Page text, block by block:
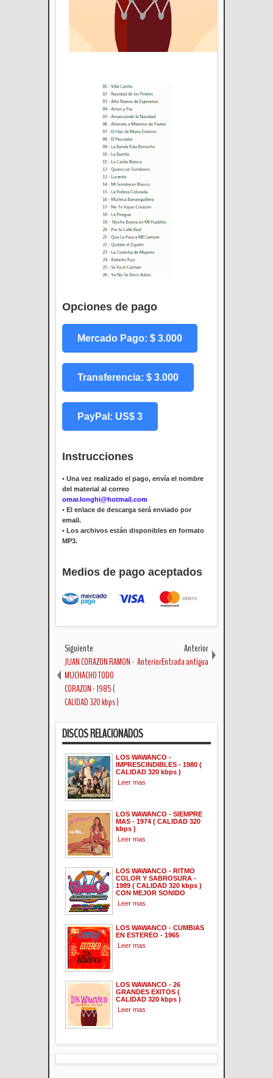
Opciones de pago
Mercado Pago: $ 3.000
Transferencia: $ 3.000
PayPal: US$ 3
Instrucciones
• Una vez realizado el pago, envía el nombre
del material al correo
omar.longhi@hotmail.com
• El enlace de descarga será enviado por
email.
• Los archivos están disponibles en formato
MP3.
Medios de pago aceptados
Siguiente
JUAN CORAZON RAMON -
MUCHACHO TODO
CORAZON - 1985 (
CALIDAD 320 kbps )
Anterior
AnteriorEntrada antigua
DISCOS RELACIONADOS
LOS WAWANCO -
IMPRESCINDIBLES - 1980 (
CALIDAD 320 kbps )
Leer mas
LOS WAWANCO - SIEMPRE
MAS - 1974 ( CALIDAD 320
kbps )
Leer mas
LOS WAWANCO - RITMO
COLOR Y SABROSURA -
1989 ( CALIDAD 320 kbps )
CON MEJOR SONIDO
Leer mas
LOS WAWANCO - CUMBIAS
EN ESTEREO - 1965
Leer mas
LOS WAWANCO - 26
GRANDES EXITOS (
CALIDAD 320 kbps )
Leer mas